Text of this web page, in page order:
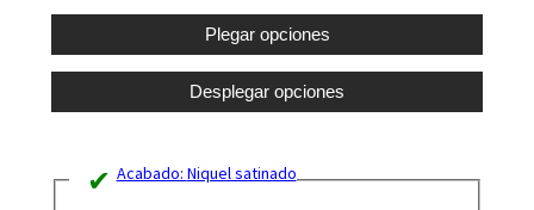
Acabado: Niquel satinado